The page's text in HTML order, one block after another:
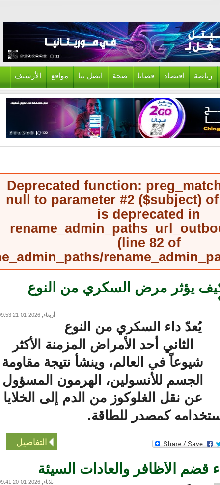
اقتصاد قضايا صحة اتصل بنا مواقع الأرشيف
Deprecated function:
null to parameter #2 ($subject)
is deprecated in
(line82of
يؤثر مرض السكري من النوع
أربعاء, 2026-01-21 09:53
يُعدّ داء السكري من النوع
الثاني أحد الأمراض المزمنة الأكثر
شيوعاً في العالم، وينشأ نتيجة مقاومة
الجسم للأنسولين، الهرمون المسؤول
عن نقل الغلوكوز من الدم إلى الخلايا
كمصدر للطاقة.
التفاصيل
الأظافر والعادات السيئة
ثلاثاء, 2026-01-20 09:41